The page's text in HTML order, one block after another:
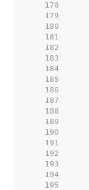
   178
   179
   180
   181
   182
   183
   184
   185
   186
   187
   188
   189
   190
   191
   192
   193
   194
   195